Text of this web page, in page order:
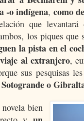
-o indígena, como
que
los piques que
la pista en el
al extranjero,
sus pesquisas
o
bien